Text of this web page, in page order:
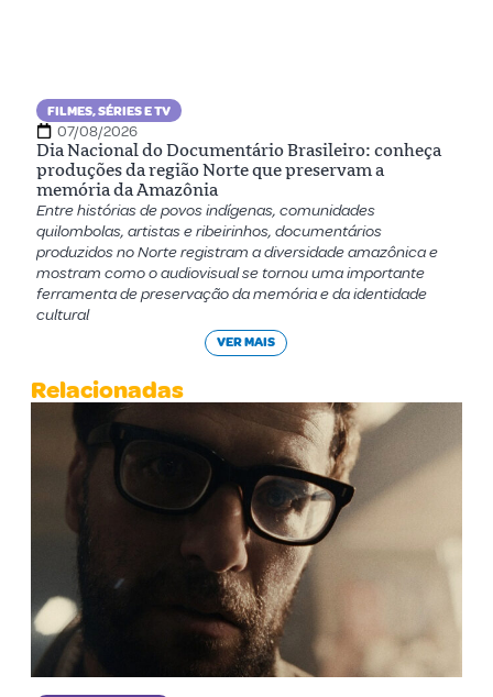
FILMES, SÉRIES E TV
07/08/2026
Dia Nacional do Documentário Brasileiro: conheça
produções da região Norte que preservam a
memória da Amazônia
Entre histórias de povos indígenas, comunidades
quilombolas, artistas e ribeirinhos, documentários
produzidos no Norte registram a diversidade amazônica e
mostram como o audiovisual se tornou uma importante
ferramenta de preservação da memória e da identidade
cultural
VER MAIS
Relacionadas